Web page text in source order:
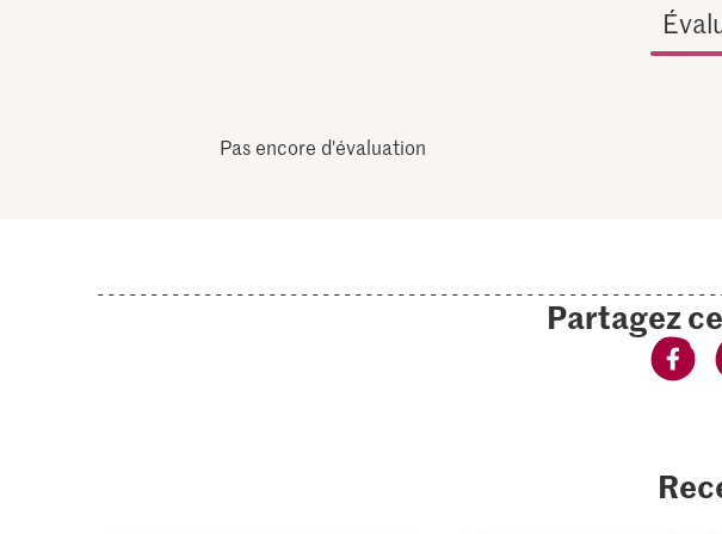
Pas encore d'évaluation
Partagez